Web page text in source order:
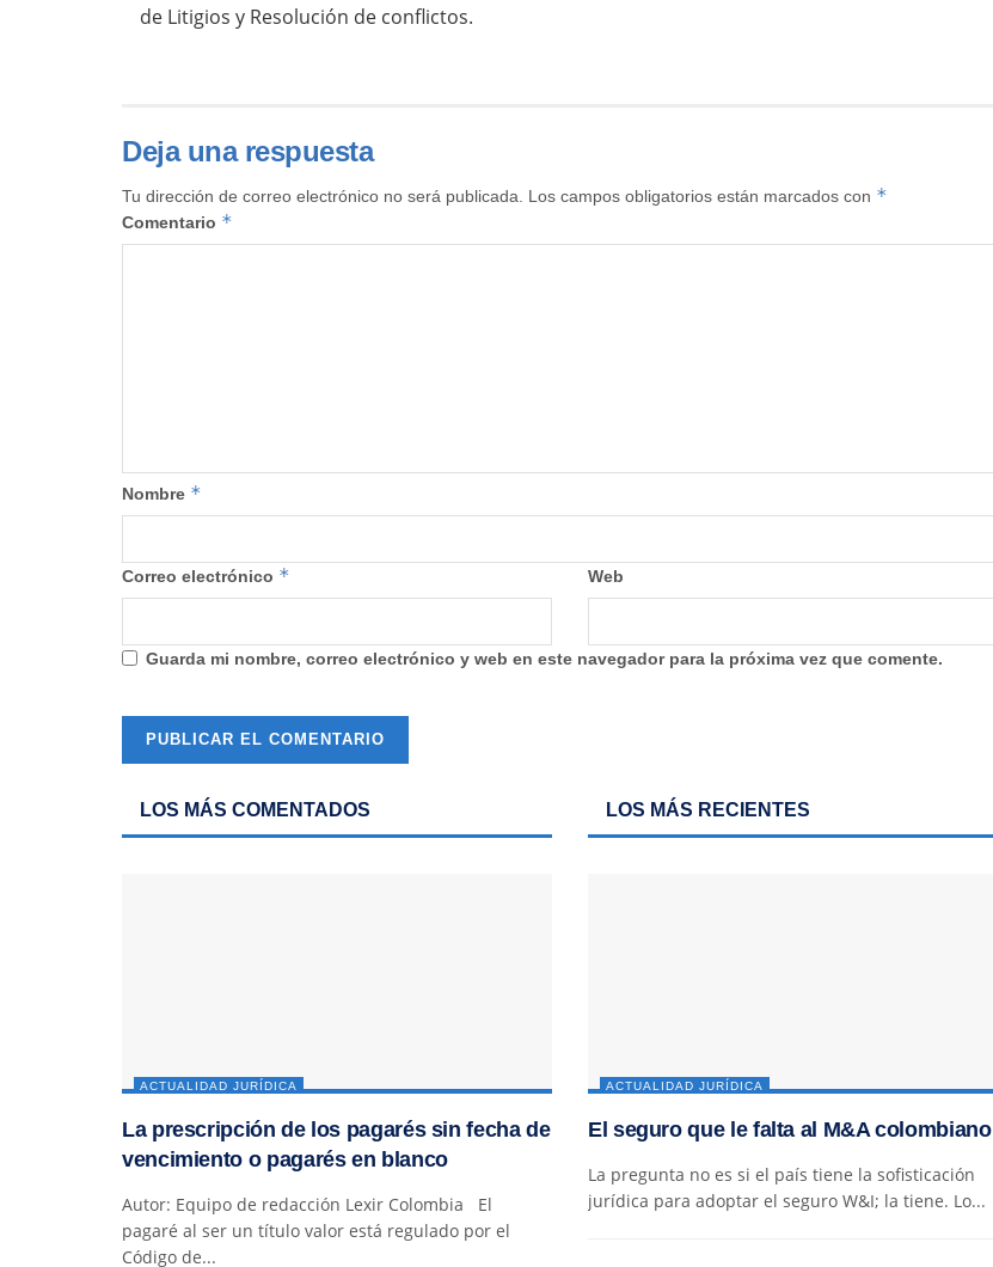
de Litigios y Resolución de conflictos.
Deja una respuesta
Tu dirección de correo electrónico no será publicada. Los campos obligatorios están marcados con *
Comentario *
Nombre *
Correo electrónico * Web
Guarda mi nombre, correo electrónico y web en este navegador para la próxima vez que comente.
LOS MÁS COMENTADOS
ACTUALIDAD JURÍDICA
La prescripción de los pagarés sin fecha de
vencimiento o pagarés en blanco
Autor: Equipo de redacción Lexir Colombia El
pagaré al ser un título valor está regulado por el
Código de...
LOS MÁS RECIENTES
ACTUALIDAD JURÍDICA
El seguro que le falta al M&A colombiano
La pregunta no es si el país tiene la sofisticación
jurídica para adoptar el seguro W&I; la tiene. Lo...